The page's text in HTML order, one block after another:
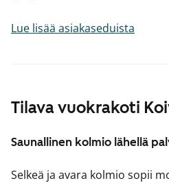
Tilava vuokrakoti
Saunallinen kolmio lähellä
Selkeä ja avara kolmio sopii
Lue lisää asiakaseduista